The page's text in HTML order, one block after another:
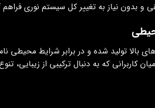
و بدون نیاز به تغییر کل سیستم نوری
بالا تولید شده و در برابر شرایط
که به‌ دنبال ترکیبی از زیبایی،